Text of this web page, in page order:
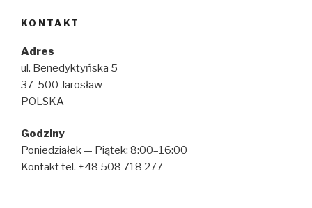
KONTAKT
Adres
ul. Benedyktyńska 5
37-500 Jarosław
POLSKA
Godziny
Poniedziałek — Piątek: 8:00–16:00
Kontakt tel. +48 508 718 277